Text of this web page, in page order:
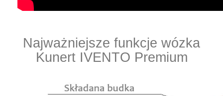
Najważniejsze funkcje wózka
Kunert IVENTO Premium